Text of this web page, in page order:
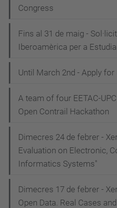
Congress
Fins al 31 de maig -
Iberoamèrica per a
Until March 2nd - Apply
A team of four EETAC-
Open Contrail Hackathon
Dimecres 24 de febrer -
Evaluation on Electronic,
Informatics Systems"
Dimecres 17 de febrer -
Open Data. Real Cases